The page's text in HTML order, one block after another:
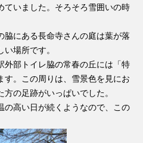
ていました。そろそろ雪囲いの時
脇にある長命寺さんの庭は葉が落
場所です。
外部トイレ脇の常春の丘には「特
す。この周りは、雪景色を見にお
の足跡がいっぱいでした。
の高い日が続くようなので、この